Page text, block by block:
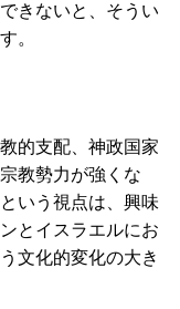
きないと、そうい
。
的支配、神政国家
教勢力が強くな
いう視点は、興味
とイスラエルにお
文化的変化の大き